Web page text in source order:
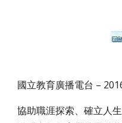
國立教育廣播電台 –
協助職涯探索、確立人